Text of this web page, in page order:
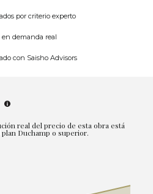
por criterio experto
en demanda real
con Saisho Advisors
real del precio de esta obra está
Duchamp o superior.